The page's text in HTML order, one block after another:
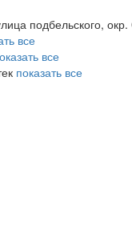
подбельского, окр.
все
все
показать все